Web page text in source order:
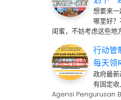
想要来
哪里好
闺蜜，不妨考虑这些地
行动管
每天领
政府最
有固定
Agensi Pengurusan